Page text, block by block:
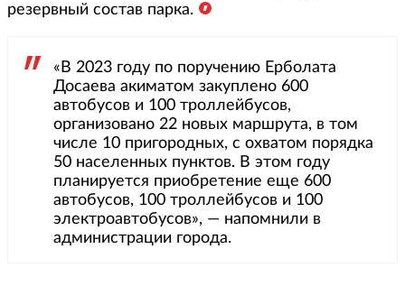
резервный состав парка.
«В 2023 году по поручению Ерболата
Досаева акиматом закуплено 600
автобусов и 100 троллейбусов,
организовано 22 новых маршрута, в том
числе 10 пригородных, с охватом порядка
50 населенных пунктов. В этом году
планируется приобретение еще 600
автобусов, 100 троллейбусов и 100
электроавтобусов», — напомнили в
администрации города.